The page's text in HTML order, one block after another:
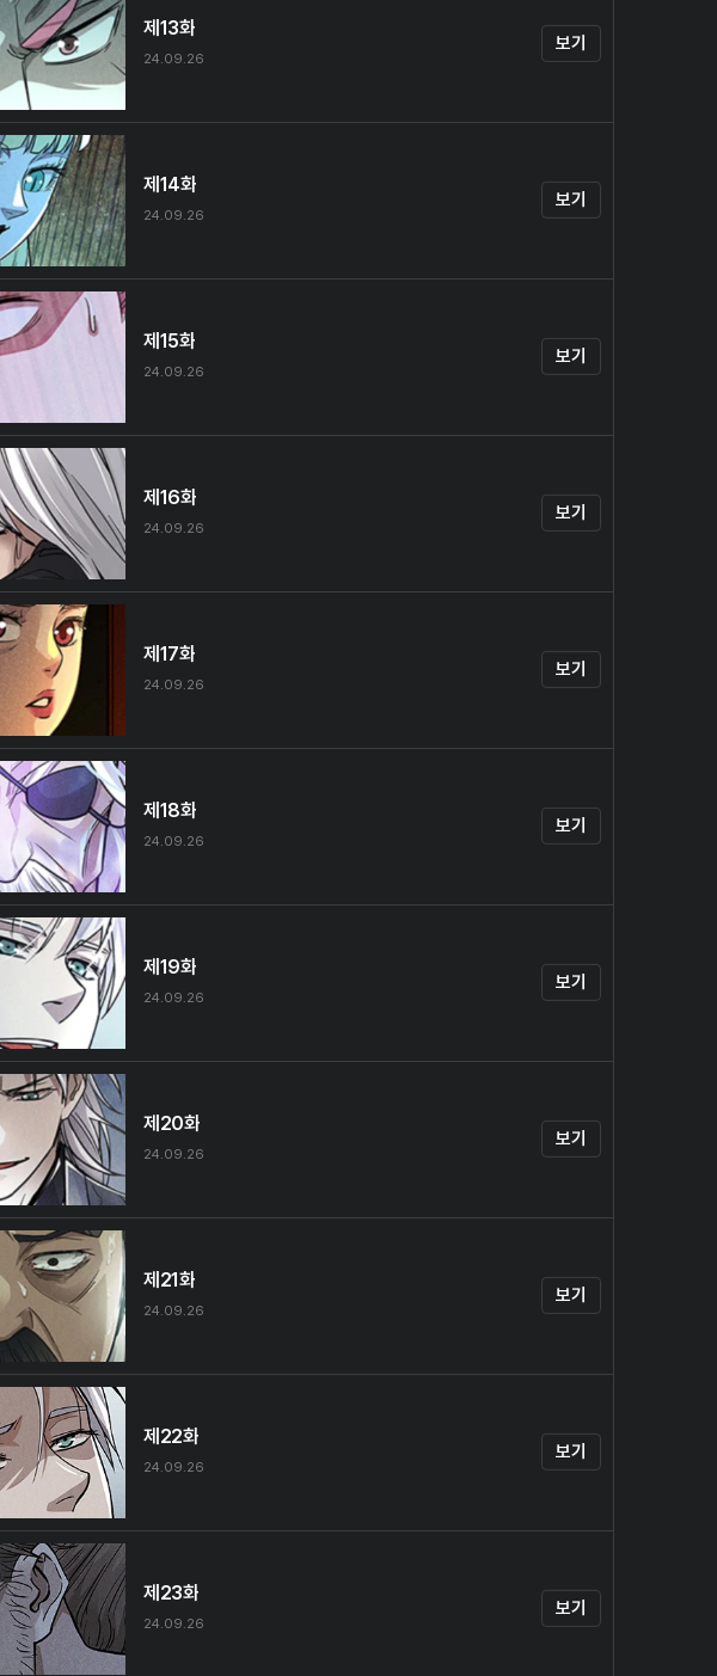
제13화
24.09.26
보기
제14화
24.09.26
보기
제15화
24.09.26
보기
제16화
24.09.26
보기
제17화
24.09.26
보기
제18화
24.09.26
보기
제19화
24.09.26
보기
제20화
24.09.26
보기
제21화
24.09.26
보기
제22화
24.09.26
보기
제23화
24.09.26
보기